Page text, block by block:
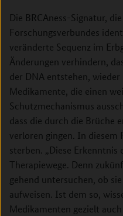
Die BRCAness-Signatur,
Forschungsverbundes
veränderte Sequenz im
Änderungen verhindern,
der DNA entstehen,
Medikamente, die einen
Schutzmechanismus
dass die durch die Brüche
verloren gingen. In diesem
sterben. „Diese Erkenntnis
Therapiewege. Denn
gehend untersuchen, ob
aufweisen. Ist dem so,
Medikamenten gezielt